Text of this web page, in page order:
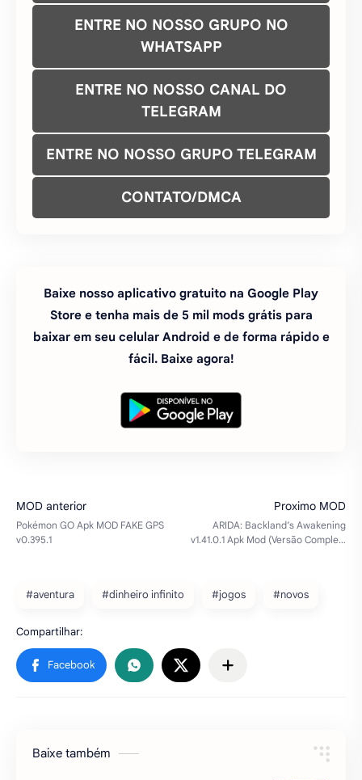
ENTRE NO NOSSO GRUPO NO
WHATSAPP
ENTRE NO NOSSO CANAL DO
TELEGRAM
ENTRE NO NOSSO GRUPO TELEGRAM
CONTATO/DMCA
Baixe nosso aplicativo gratuito na Google Play
Store e tenha mais de 5 mil mods grátis para
baixar em seu celular Android e de forma rápido e
fácil. Baixe agora!
#aventura #dinheiro infinito #jogos #novos
Baixe também